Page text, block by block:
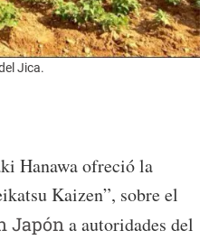
Jica.
Hanawa ofreció la
Kaizen”, sobre el
Japón a autoridades del